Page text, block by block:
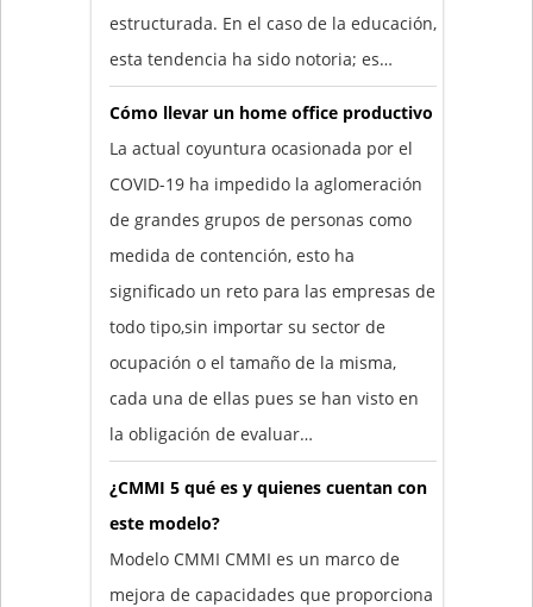
estructurada. En el caso de la educación,
esta tendencia ha sido notoria; es…
Cómo llevar un home office productivo
La actual coyuntura ocasionada por el
COVID-19 ha impedido la aglomeración
de grandes grupos de personas como
medida de contención, esto ha
significado un reto para las empresas de
todo tipo,sin importar su sector de
ocupación o el tamaño de la misma,
cada una de ellas pues se han visto en
la obligación de evaluar…
¿CMMI 5 qué es y quienes cuentan con
este modelo?
Modelo CMMI CMMI es un marco de
mejora de capacidades que proporciona